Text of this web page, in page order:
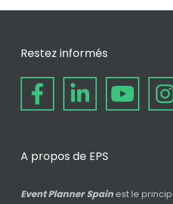
Restez informés
A propos de EPS
Event Planner Spain est le